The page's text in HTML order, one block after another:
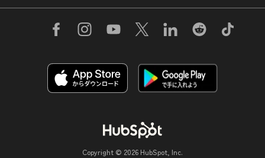
Copyright © 2026 HubSpot, Inc.